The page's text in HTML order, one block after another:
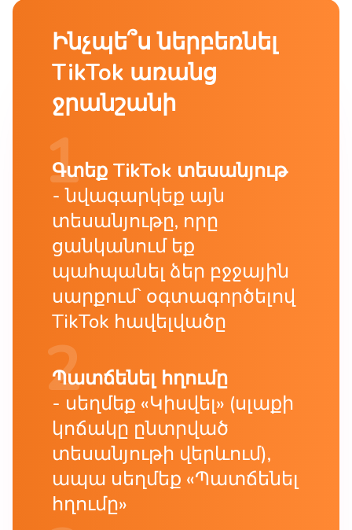
Ինչպե՞ս ներբեռնել
TikTok առանց
ջրանշանի
Գտեք TikTok տեսանյութ
նվագարկեք այն
տեսանյութը, որը
ցանկանում եք
պահպանել ձեր բջջային
սարքում՝ օգտագործելով
TikTok հավելվածը
Պատճենել հղումը
սեղմեք «Կիսվել» (սլաքի
կոճակը ընտրված
տեսանյութի վերևում),
ապա սեղմեք «Պատճենել
հղումը»